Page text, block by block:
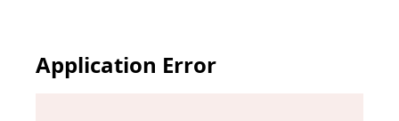
Application Error